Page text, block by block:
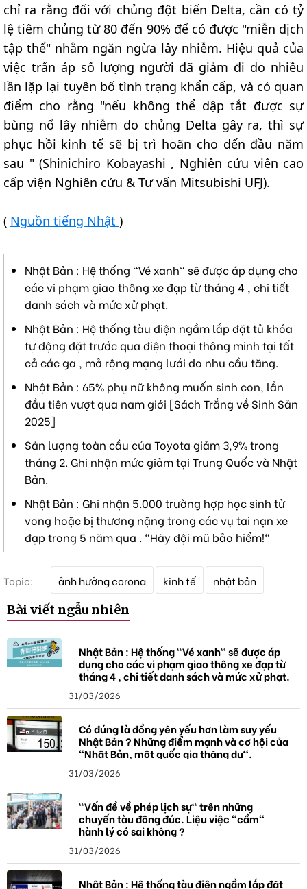
chỉ ra rằng đối với chủng đột biến Delta, cần có tỷ
lệ tiêm chủng từ 80 đến 90% để có được "miễn dịch
tập thể" nhằm ngăn ngừa lây nhiễm. Hiệu quả của
việc trấn áp số lượng người đã giảm đi do nhiều
lần lặp lại tuyên bố tình trạng khẩn cấp, và có quan
điểm cho rằng "nếu không thể dập tắt được sự
bùng nổ lây nhiễm do chủng Delta gây ra, thì sự
phục hồi kinh tế sẽ bị trì hoãn cho dến đầu năm
sau " (Shinichiro Kobayashi , Nghiên cứu viên cao
cấp viện Nghiên cứu & Tư vấn Mitsubishi UFJ).
( Nguồn tiếng Nhật )
Nhật Bản : Hệ thống "Vé xanh" sẽ được áp dụng cho
các vi phạm giao thông xe đạp từ tháng 4 , chi tiết
danh sách và mức xử phạt.
Nhật Bản : Hệ thống tàu điện ngầm lắp đặt tủ khóa
tự động đặt trước qua điện thoại thông minh tại tất
cả các ga , mở rộng mạng lưới do nhu cầu tăng.
Nhật Bản : 65% phụ nữ không muốn sinh con, lần
đầu tiên vượt qua nam giới [Sách Trắng về Sinh Sản
2025]
Sản lượng toàn cầu của Toyota giảm 3,9% trong
tháng 2. Ghi nhận mức giảm tại Trung Quốc và Nhật
Bản.
Nhật Bản : Ghi nhận 5.000 trường hợp học sinh tử
vong hoặc bị thương nặng trong các vụ tai nạn xe
đạp trong 5 năm qua . "Hãy đội mũ bảo hiểm!"
Topic:
h
a
ảnh hưởng corona kinh tế nhật bản
Bài viết ngẫu nhiên
Nhật Bản : Hệ thống "Vé xanh" sẽ được áp
dụng cho các vi phạm giao thông xe đạp từ
tháng 4 , chi tiết danh sách và mức xử phạt.
31/03/2026
Có đúng là đồng yên yếu hơn làm suy yếu
Nhật Bản ? Những điểm mạnh và cơ hội của
"Nhật Bản, một quốc gia thặng dư".
31/03/2026
"Vấn đề về phép lịch sự" trên những
chuyến tàu đông đúc. Liệu việc "cầm"
hành lý có sai không ?
31/03/2026
Nhật Bản : Hệ thống tàu điện ngầm lắp đặt